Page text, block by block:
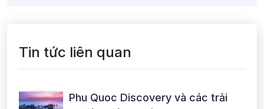
Tin tức liên quan
Phu Quoc Discovery và các trải